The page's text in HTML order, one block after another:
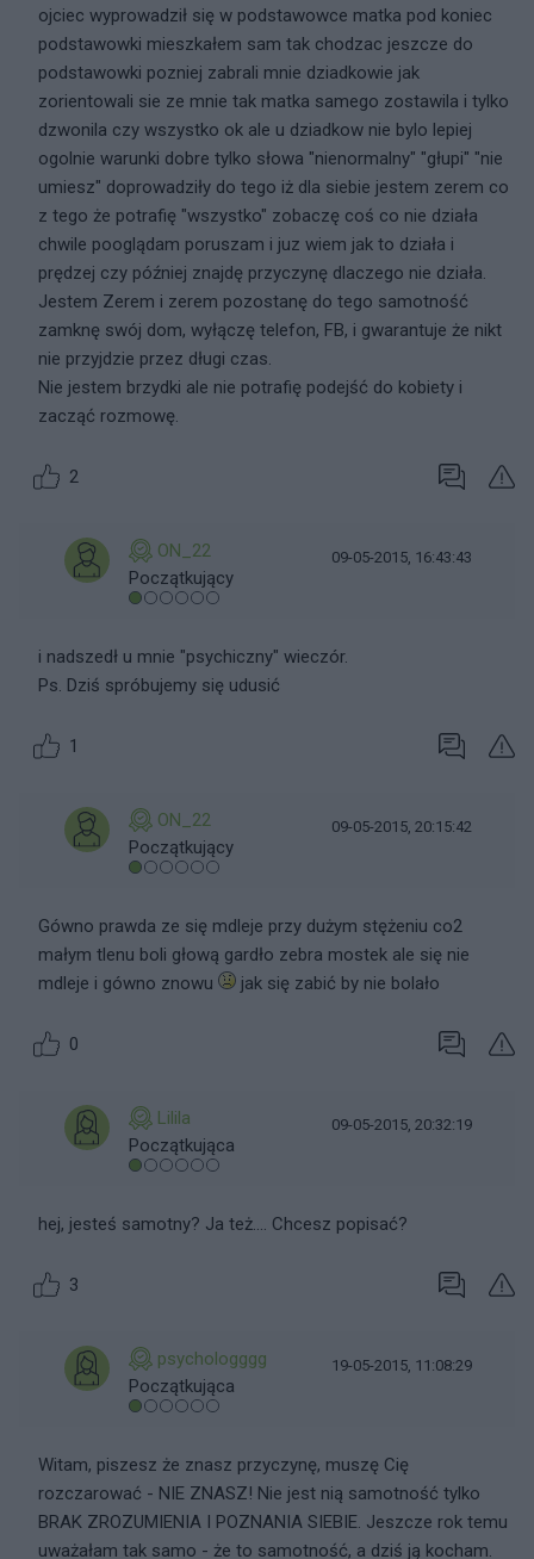
ojciec wyprowadził się w podstawowce matka pod koniec
podstawowki mieszkałem sam tak chodzac jeszcze do
podstawowki pozniej zabrali mnie dziadkowie jak
zorientowali sie ze mnie tak matka samego zostawila i tylko
dzwonila czy wszystko ok ale u dziadkow nie bylo lepiej
ogolnie warunki dobre tylko słowa "nienormalny" "głupi" "nie
umiesz" doprowadziły do tego iż dla siebie jestem zerem co
z tego że potrafię "wszystko" zobaczę coś co nie działa
chwile pooglądam poruszam i juz wiem jak to działa i
prędzej czy później znajdę przyczynę dlaczego nie działa.
Jestem Zerem i zerem pozostanę do tego samotność
zamknę swój dom, wyłączę telefon, FB, i gwarantuje że nikt
nie przyjdzie przez długi czas.
Nie jestem brzydki ale nie potrafię podejść do kobiety i
zacząć rozmowę.
2
ON_22
Początkujący
09-05-2015, 16:43:43
i nadszedł u mnie "psychiczny" wieczór.
Ps. Dziś spróbujemy się udusić
1
ON_22
Początkujący
09-05-2015, 20:15:42
Gówno prawda ze się mdleje przy dużym stężeniu co2
małym tlenu boli głową gardło zebra mostek ale się nie
mdleje i gówno znowu
jak się zabić by nie bolało
0
Lilila
Początkująca
09-05-2015, 20:32:19
hej, jesteś samotny? Ja też.... Chcesz popisać?
3
psychologggg
Początkująca
19-05-2015, 11:08:29
Witam, piszesz że znasz przyczynę, muszę Cię
rozczarować - NIE ZNASZ! Nie jest nią samotność tylko
BRAK ZROZUMIENIA I POZNANIA SIEBIE. Jeszcze rok temu
uważałam tak samo - że to samotność, a dziś ją kocham.